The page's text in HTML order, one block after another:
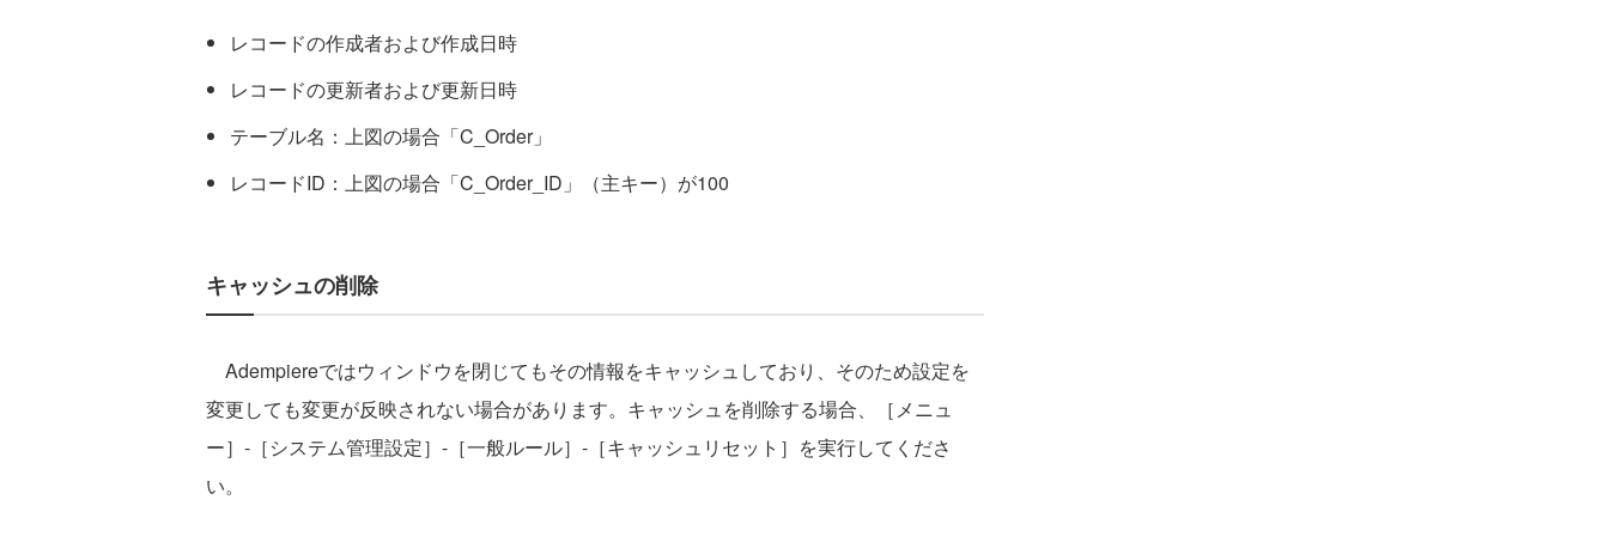
レコードの作成者および作成日時
レコードの更新者および更新日時
テーブル名：上図の場合「C_Order」
レコードID：上図の場合「C_Order_ID」（主キー）が100
キャッシュの削除
Adempiereではウィンドウを閉じてもその情報をキャッシュしており、そのため設定を
変更しても変更が反映されない場合があります。キャッシュを削除する場合、［メニュ
ー］-［システム管理設定］-［一般ルール］-［キャッシュリセット］を実行してくださ
い。